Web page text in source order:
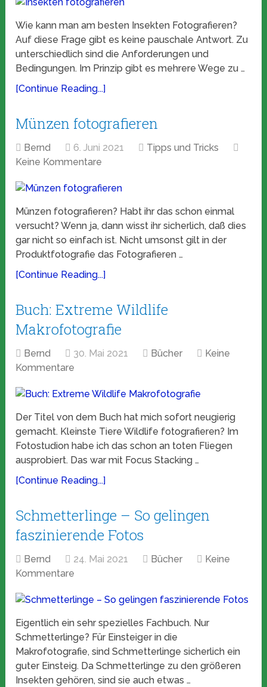
Wie kann man am besten Insekten Fotografieren?
Auf diese Frage gibt es keine pauschale Antwort. Zu
unterschiedlich sind die Anforderungen und
Bedingungen. Im Prinzip gibt es mehrere Wege zu …
[Continue Reading...]
Münzen fotografieren
Bernd 6. Juni 2021
Tipps und Tricks
Keine Kommentare
Münzen fotografieren? Habt ihr das schon einmal
versucht? Wenn ja, dann wisst ihr sicherlich, daß dies
gar nicht so einfach ist. Nicht umsonst gilt in der
Produktfotografie das Fotografieren …
[Continue Reading...]
Buch: Extreme Wildlife
Makrofotografie
Bernd 30. Mai 2021 Bücher
Keine
Kommentare
Der Titel von dem Buch hat mich sofort neugierig
gemacht. Kleinste Tiere Wildlife fotografieren? Im
Fotostudion habe ich das schon an toten Fliegen
ausprobiert. Das war mit Focus Stacking …
[Continue Reading...]
Schmetterlinge – So gelingen
faszinierende Fotos
Bernd 24. Mai 2021 Bücher
Keine
Kommentare
Eigentlich ein sehr spezielles Fachbuch. Nur
Schmetterlinge? Für Einsteiger in die
Makrofotografie, sind Schmetterlinge sicherlich ein
guter Einsteig. Da Schmetterlinge zu den größeren
Insekten gehören, sind sie auch etwas …